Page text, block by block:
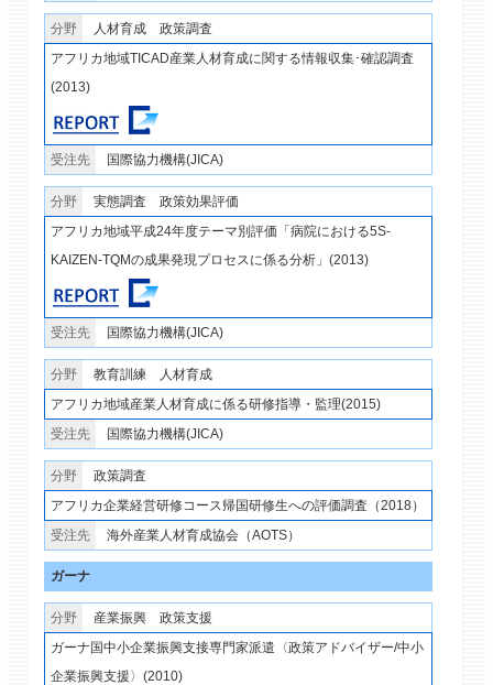
人材育成 政策調査
アフリカ地域TICAD産業人材育成に関する情報収集･確認調査
(2013)
国際協力機構(JICA)
実態調査 政策効果評価
アフリカ地域平成24年度テーマ別評価「病院における5S‐
KAIZEN‐TQMの成果発現プロセスに係る分析」(2013)
国際協力機構(JICA)
教育訓練
人材育成
アフリカ地域産業人材育成に係る研修指導・監理(2015)
国際協力機構(JICA)
政策調査
アフリカ企業経営研修コース帰国研修生への評価調査（2018）
海外産業人材育成協会（AOTS）
ガーナ
産業振興 政策支援
ガーナ国中小企業振興支接専門家派遣〈政策アドバイザー/中小
企業振興支援〉(2010)